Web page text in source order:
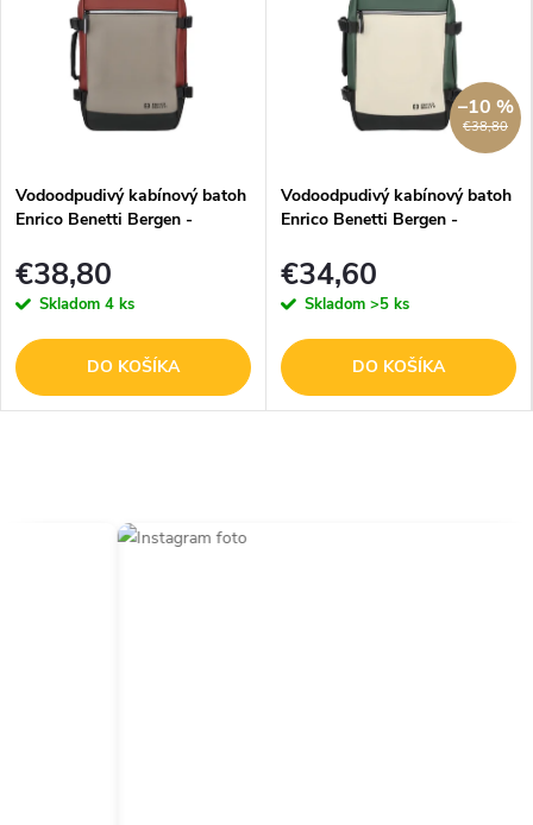
Vodoodpudivý kabínový batoh
Enrico Benetti Bergen -
€38,80
Skladom 4 ks
DO KOŠÍKA
€38,80
–10 %
Vodoodpudivý kabínový batoh
Enrico Benetti Bergen -
€34,60
Skladom >5 ks
DO KOŠÍKA